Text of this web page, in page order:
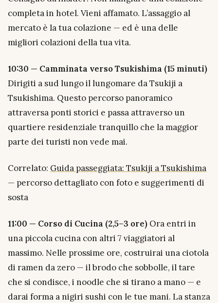
completa in hotel. Vieni affamato. L’assaggio al
mercato è la tua colazione — ed è una delle
migliori colazioni della tua vita.
10:30 — Camminata verso Tsukishima (15 minuti)
Dirigiti a sud lungo il lungomare da Tsukiji a
Tsukishima. Questo percorso panoramico
attraversa ponti storici e passa attraverso un
quartiere residenziale tranquillo che la maggior
parte dei turisti non vede mai.
Correlato: Guida passeggiata: Tsukiji a Tsukishima
— percorso dettagliato con foto e suggerimenti di
sosta
11:00 — Corso di Cucina (2,5–3 ore) Ora entri in
una piccola cucina con altri 7 viaggiatori al
massimo. Nelle prossime ore, costruirai una ciotola
di ramen da zero — il brodo che sobbolle, il tare
che si condisce, i noodle che si tirano a mano — e
darai forma a nigiri sushi con le tue mani. La stanza